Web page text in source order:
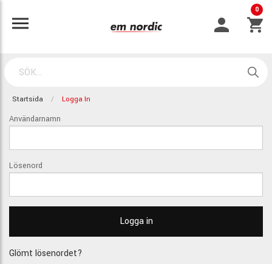
0
Startsida Logga In
Användarnamn
Lösenord
Glömt lösenordet?